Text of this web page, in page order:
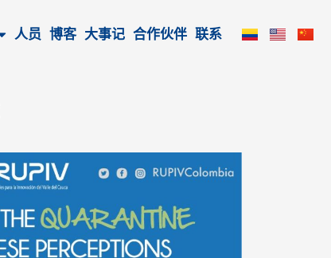
人员 博客 大事记 合作伙伴 联系